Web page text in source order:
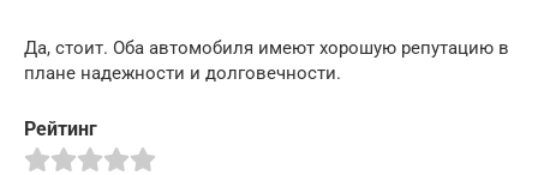
Да, стоит. Оба автомобиля имеют хорошую репутацию в
плане надежности и долговечности.
Рейтинг